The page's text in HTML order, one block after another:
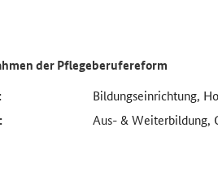
der Pflegeberufereform
Bildungseinrichtung,
Aus- & Weiterbildung,